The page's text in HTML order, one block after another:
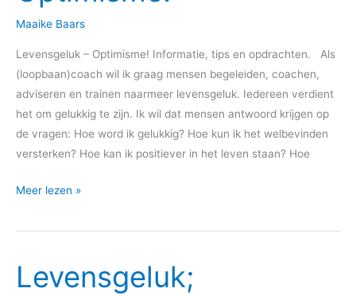
Maaike Baars
Levensgeluk – Optimisme! Informatie, tips en opdrachten. Als
(loopbaan)coach wil ik graag mensen begeleiden, coachen,
adviseren en trainen naarmeer levensgeluk. Iedereen verdient
het om gelukkig te zijn. Ik wil dat mensen antwoord krijgen op
de vragen: Hoe word ik gelukkig? Hoe kun ik het welbevinden
versterken? Hoe kan ik positiever in het leven staan? Hoe
Meer lezen »
Levensgeluk;
Levensgeluk;
informatie,